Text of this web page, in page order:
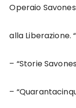
Operaio
alla Liberazione.
– “Storie
–